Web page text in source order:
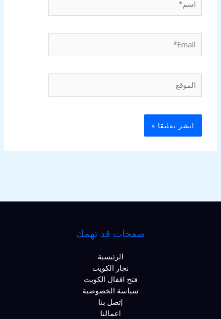
صفحات قد تهمك
الرئيسية
نجار الكويت
فتح اقفال الكويت
سياسة الخصوصية
إتصل بنا
اعمالنا